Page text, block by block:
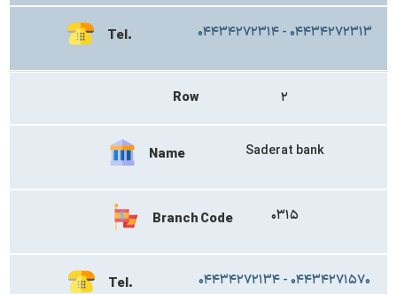
Tel. ۰۴۴۳۴۲۷۲۳۱۴ - ۰۴۴۳۴۲۷۲۳۱۳
Row ۲
Name Saderat bank
Branch Code ۰۳۱۵
Tel. ۰۴۴۳۴۲۷۲۱۳۴ - ۰۴۴۳۴۲۷۱۵۷۰